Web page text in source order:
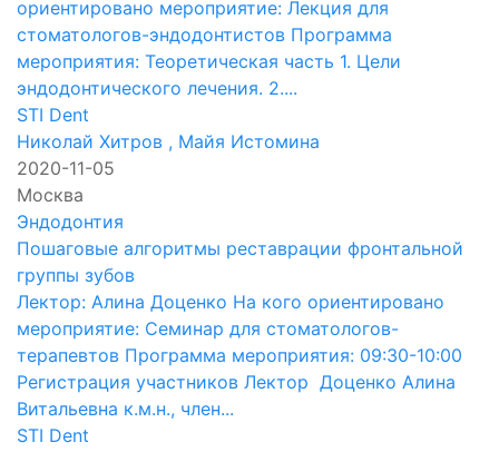
ориентировано мероприятие: Лекция для
стоматологов-эндодонтистов Программа
мероприятия: Теоретическая часть 1. Цели
эндодонтического лечения. 2....
STI Dent
Николай Хитров , Майя Истомина
2020-11-05
Москва
Эндодонтия
Пошаговые алгоритмы реставрации фронтальной
группы зубов
Лектор: Алина Доценко На кого ориентировано
мероприятие: Семинар для стоматологов-
терапевтов Программа мероприятия: 09:30-10:00
Регистрация участников Лектор Доценко Алина
Витальевна к.м.н., член...
STI Dent